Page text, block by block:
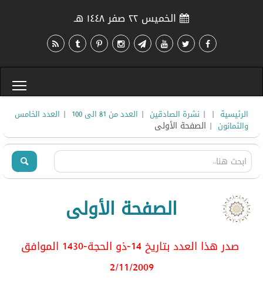
الخميس ٢٢ صفر ١٤٤٨ هـ
الرئيسية |
| نشرة الصادقين | العدد من 81 الى 100 | العدد الخامس
والثمانون | الصفحة الأولى
الصفحة الأولى
صدر هذا العدد بتاريخ 14-ذو الحجة-1430 الموافق
2/11/2009